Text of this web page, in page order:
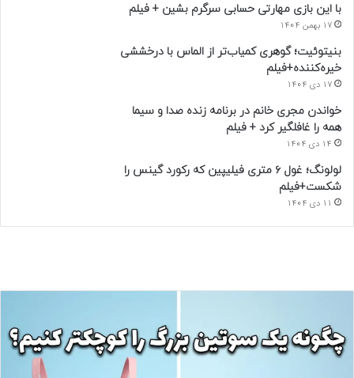
با این بازی مهارتی حسابی سرگرم بشین + فیلم
17 بهمن 1404
بنیتوئیت؛ گوهری کمیاب‌تر از الماس با درخششی
خیره‌کننده+فیلم
17 دی 1404
خواندن مجری خانم در برنامه زنده صدا و سیما
همه را غافلگیر کرد + فیلم
14 دی 1404
لولونگ؛ غول ۶ متری فیلیپین که رکورد گینس را
شکست+فیلم
11 دی 1404